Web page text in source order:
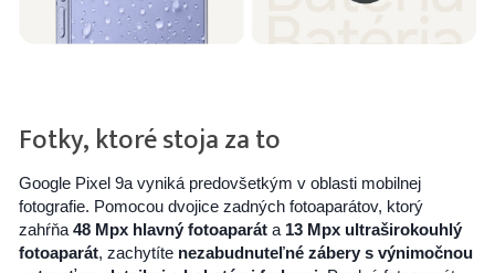
Fotky, ktoré stoja za to
Google Pixel 9a vyniká predovšetkým v oblasti mobilnej
fotografie. Pomocou dvojice zadných fotoaparátov, ktorý
zahŕňa 48 Mpx hlavný fotoaparáta 13 Mpx ultraširokouhlý
fotoaparát, zachytíte nezabudnuteľné zábery s výnimočnou